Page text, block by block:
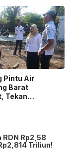
Pintu Air
Barat
Tekan
Rp2,58
Triliun!